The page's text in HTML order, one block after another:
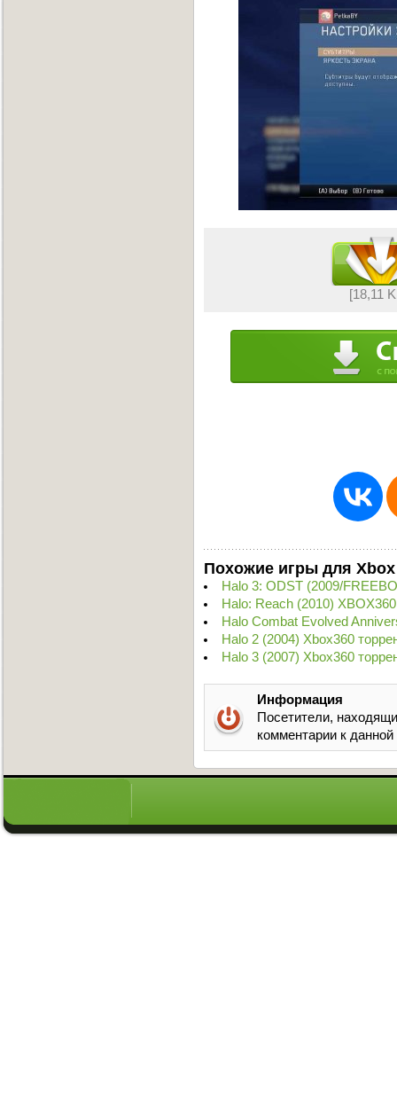
[18,11
Похожие игры для Xbox
Halo 3: ODST (2009/
Halo: Reach (2010)
Halo Combat Evolved
Halo 2 (2004) Xbox360
Halo 3 (2007) Xbox360
Информация
Посетители,
комментарии к